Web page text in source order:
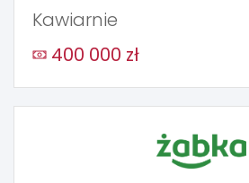
Kawiarnie
400 000 zł